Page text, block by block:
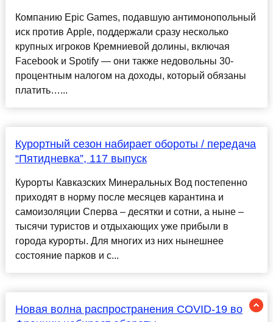
Компанию Epic Games, подавшую антимонопольный
иск против Apple, поддержали сразу несколько
крупных игроков Кремниевой долины, включая
Facebook и Spotify — они также недовольны 30-
процентным налогом на доходы, который обязаны
платить…...
Курортный сезон набирает обороты / передача
“Пятидневка”, 117 выпуск
Курорты Кавказских Минеральных Вод постепенно
приходят в норму после месяцев карантина и
самоизоляции Сперва – десятки и сотни, а ныне –
тысячи туристов и отдыхающих уже прибыли в
города курорты. Для многих из них нынешнее
состояние парков и с...
Новая волна распространения COVID-19 во